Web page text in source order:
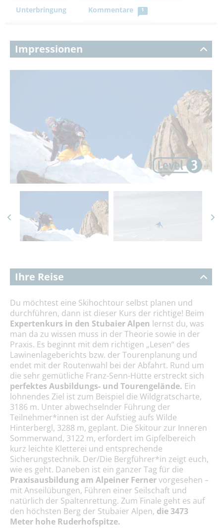
Unterbringung
Kommentare 1
Impressionen
Ihre Reise
Du möchtest eine Skihochtour selbst planen und
durchführen, dann ist dieser Kurs der richtige! Beim
Expertenkurs in den Stubaier Alpen lernst du, was
man da zu wissen muss in der Theorie sowie in der
Praxis. Es beginnt mit dem richtigen „Lesen“ des
Lawinenlageberichts bzw. der Tourenplanung und
endet mit der Routenwahl bei der Abfahrt. Rund um
die sehr gemütliche Franz-Senn-Hütte erstreckt sich
perfektes Ausbildungs- und Tourengelände. Ein
lohnendes Ziel ist zum Beispiel die Wildgratscharte,
3186 m. Unter abwechselnder Führung der
Teilnehmer*innen ist der Aufstieg aufs Wilde
Hinterbergl, 3288 m, geplant. Die Skitour zur Inneren
Sommerwand, 3122 m, erfordert im Gipfelbereich
kurz leichte Kletterei und entsprechende
Sicherungstechnik. Der/Die Bergführer*in zeigt euch,
wie es geht. Daneben ist ein ganzer Tag für die
Praxisausbildung am Alpeiner Fernervorgesehen –
mit Anseilübungen, Führen einer Seilschaft und
natürlich der Spaltenrettung. Zum Finale geht es auf
den höchsten Berg der Stubaier Alpen, die 3473
Meter hohe Ruderhofspitze.